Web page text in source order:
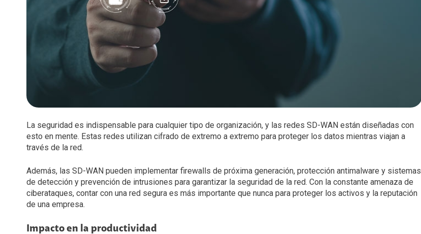
La seguridad es indispensable para cualquier tipo de organización, y las redes SD-WAN están diseñadas con
esto en mente. Estas redes utilizan cifrado de extremo a extremo para proteger los datos mientras viajan a
través de la red.
Además, las SD-WAN pueden implementar firewalls de próxima generación, protección antimalware y sistemas
de detección y prevención de intrusiones para garantizar la seguridad de la red. Con la constante amenaza de
ciberataques, contar con una red segura es más importante que nunca para proteger los activos y la reputación
de una empresa.
Impacto en la productividad